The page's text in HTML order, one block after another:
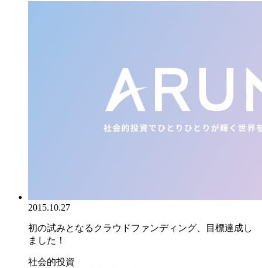
2015.10.27
初の試みとなるクラウドファンディング、目標達成し
ました！
社会的投資